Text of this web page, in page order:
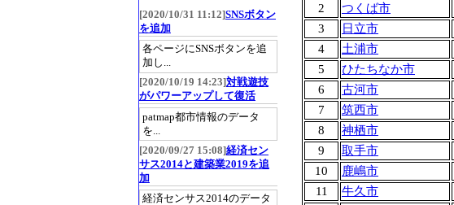
2
つくば市
3
日立市
4
土浦市
5
ひたちなか市
6
古河市
7
筑西市
8
神栖市
9
取手市
10
鹿嶋市
11
牛久市
[2020/10/31 11:12]SNSボタン
を追加
各ページにSNSボタンを追
加し...
[2020/10/19 14:23]対戦遊技
がパワーアップして復活
patmap都市情報のデータ
を...
[2020/09/27 15:08]経済セン
サス2014と建築業2019を追
加
経済センサス2014のデータ